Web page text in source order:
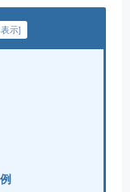
示]